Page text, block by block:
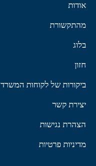
אודות
מהתקשורת
בלוג
חזון
ביקורות של לקוחות המשרד
יצירת קשר
הצהרת נגישות
מדיניות פרטיות